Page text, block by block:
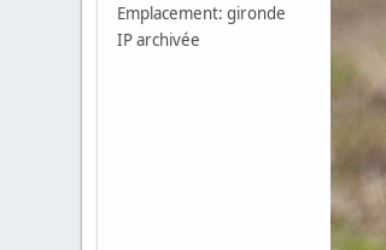
Emplacement: gironde
IP archivée